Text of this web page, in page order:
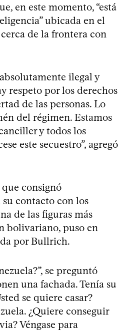
en este momento, “está
ubicada en el
de la frontera con
ilegal y
respeto por los derechos
de las personas. Lo
del régimen. Estamos
y todos los
este secuestro”, agregó
consignó
su contacto con los
de las figuras más
bolivariano, puso en
por Bullrich.
se preguntó
una fachada. Tenía su
se quiere casar?
¿Quiere conseguir
Véngase para